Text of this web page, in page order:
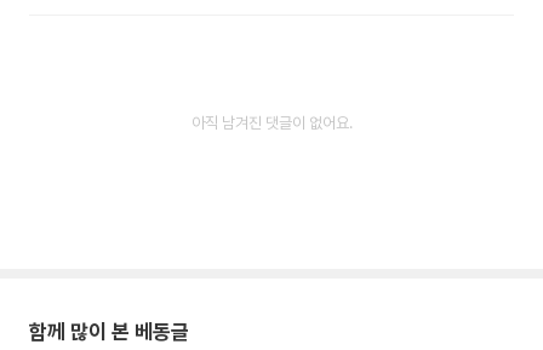
아직 남겨진 댓글이 없어요.
함께 많이 본 베동글